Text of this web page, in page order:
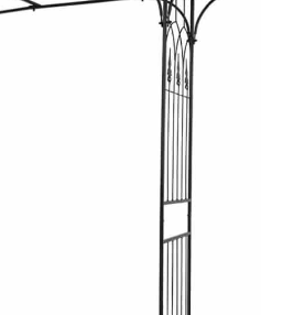
températures
extrêmes, afin de
prolonger sa durée
de vie ; 3. N’utilisez
pas ces batteries